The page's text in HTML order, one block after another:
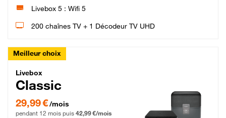
Livebox 5 : Wifi 5
200 chaînes TV + 1 Décodeur TV UHD
Meilleur choix
Livebox Classic Fibre
Livebox
Classic
29,99 € par mois pendant 12 mois puis 42,99 € par mois, Engagement 12 mois
29,99 €/mois
pendant 12 mois puis 42,99 €/mois